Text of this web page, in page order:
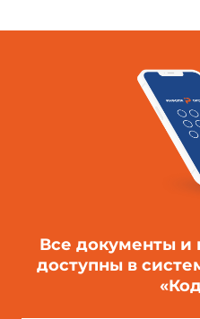
Все документы
доступны в